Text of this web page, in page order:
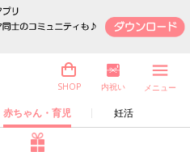
赤ちゃん・育児 妊活
SHOP 内祝い メニュー